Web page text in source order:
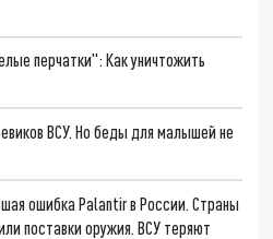
перчатки": Как уничтожить
ВСУ. Но беды для малышей не
ошибка Palantir в России. Страны
поставки оружия. ВСУ теряют